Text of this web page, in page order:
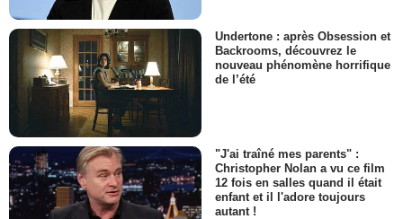
Undertone : après Obsession et
Backrooms, découvrez le
nouveau phénomène horrifique
de l’été
"J'ai traîné mes parents" :
Christopher Nolan a vu ce film
12 fois en salles quand il était
enfant et il l'adore toujours
autant !